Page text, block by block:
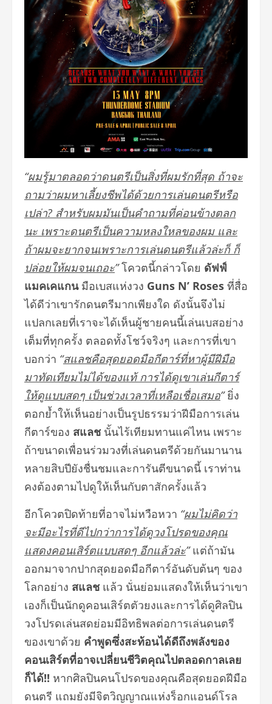
“ผมรู้มาตลอดว่าดนตรีเป็นสิ่งที่ผมรักที่สุด ถ้าจะ
ถามว่าผมหาเลี้ยงชีพได้ด้วยการเล่นดนตรีหรือ
เปล่า? สำหรับผมมันเป็นคำถามที่ค่อนข้างตลก
นะ เพราะดนตรีเป็นความหลงใหลของผม และ
ถ้าผมจะยากจนเพราะการเล่นดนตรีแล้วล่ะก็ ก็
ปล่อยให้ผมจนเถอะ”โควตนี้กล่าวโดย ดัฟฟ์
แมคเคแกน มือเบสแห่งวง Guns N’ Roses ที่สื่อ
ได้ดีว่าเขารักดนตรีมากเพียงใด ดังนั้นจึงไม่
แปลกเลยที่เราจะได้เห็นผู้ชายคนนี้เล่นเบสอย่าง
เต็มที่ทุกครั้ง ตลอดทั้งโชว์จริงๆ และการที่เขา
บอกว่า “สแลชคือสุดยอดมือกีตาร์ที่หาผู้มีฝีมือ
มาทัดเทียมไม่ได้ของแท้ การได้ดูเขาเล่นกีตาร์
ให้ดูแบบสดๆ เป็นช่วงเวลาที่เหลือเชื่อเสมอ”ยิ่ง
ตอกย้ำให้เห็นอย่างเป็นรูปธรรมว่าฝีมือการเล่น
กีตาร์ของ สแลชนั้นไร้เทียมทานแค่ไหน เพราะ
ถ้าขนาดเพื่อนร่วมวงที่เล่นดนตรีด้วยกันมานาน
หลายสิบปียังชื่นชมและการันตีขนาดนี้ เราท่าน
คงต้องตามไปดูให้เห็นกับตาสักครั้งแล้ว
อีกโควตปิดท้ายที่อาจไม่หวือหวา “ผมไม่คิดว่า
จะมีอะไรที่ดีไปกว่าการได้ดูวงโปรดของคุณ
แสดงคอนเสิร์ตแบบสดๆ อีกแล้วล่ะ”แต่ถ้ามัน
ออกมาจากปากสุดยอดมือกีตาร์อันดับต้นๆ ของ
โลกอย่าง สแลช แล้ว นั่นย่อมแสดงให้เห็นว่าเขา
เองก็เป็นนักดูคอนเสิร์ตตัวยงและการได้ดูศิลปิน
วงโปรดเล่นสดย่อมมีอิทธิพลต่อการเล่นดนตรี
ของเขาด้วย คำพูดซึ่งสะท้อนได้ดีถึงพลังของ
คอนเสิร์ตที่อาจเปลี่ยนชีวิตคุณไปตลอดกาลเลย
ก็ได้!! หากศิลปินคนโปรดของคุณคือสุดยอดฝีมือ
ดนตรี แถมยังมีจิตวิญญาณแห่งร็อกแอนด์โรล